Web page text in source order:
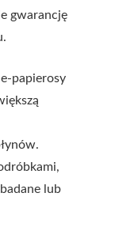
gwarancję
papierosy
lub